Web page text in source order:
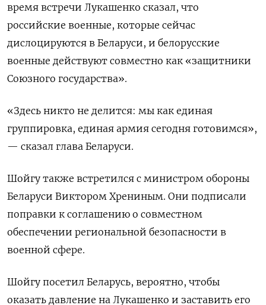
время встречи Лукашенко сказал, что
российские военные, которые сейчас
дислоцируются в Беларуси, и белорусские
военные действуют совместно как «защитники
Союзного государства».
«Здесь никто не делится: мы как единая
группировка, единая армия сегодня готовимся»,
— сказал глава Беларуси.
Шойгу также встретился с министром обороны
Беларуси Виктором Хрениным. Они подписали
поправки к соглашению о совместном
обеспечении региональной безопасности в
военной сфере.
Шойгу посетил Беларусь, вероятно, чтобы
оказать давление на Лукашенко и заставить его